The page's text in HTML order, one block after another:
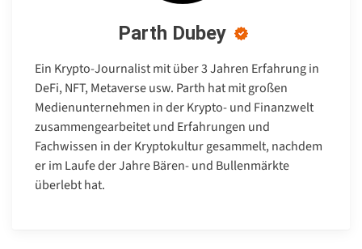
Parth Dubey
Ein Krypto-Journalist mit über 3 Jahren Erfahrung in
DeFi, NFT, Metaverse usw. Parth hat mit großen
Medienunternehmen in der Krypto- und Finanzwelt
zusammengearbeitet und Erfahrungen und
Fachwissen in der Kryptokultur gesammelt, nachdem
er im Laufe der Jahre Bären- und Bullenmärkte
überlebt hat.